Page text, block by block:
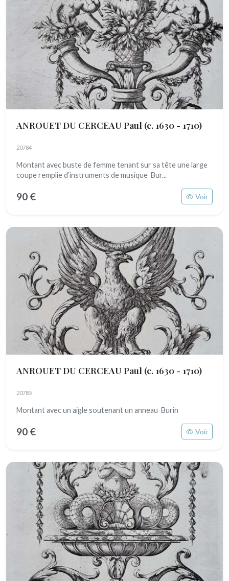
ANROUET DU CERCEAU Paul (c. 1630 - 1710)
20784
Montant avec buste de femme tenant sur sa tête une large
coupe remplie d’instruments de musique Bur...
90 € Voir
ANROUET DU CERCEAU Paul (c. 1630 - 1710)
20785
Montant avec un aigle soutenant un anneau Burin
90 € Voir